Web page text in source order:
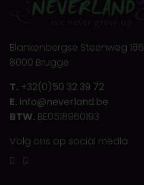
Blankenbergse Steenweg 186
8000 Brugge
T. +32(0)50 32 39 72
E. info@neverland.be
BTW. BE0518960193
Volg ons op social media